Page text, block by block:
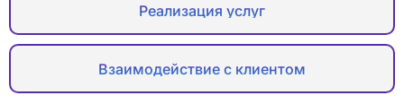
Реализация услуг
Взаимодействие с клиентом